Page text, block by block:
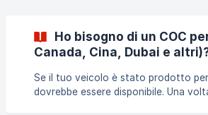
Ho bisogno di un COC
Canada, Cina, Dubai e
Se il tuo veicolo è stato prodotto
dovrebbe essere disponibile. Una volta effettuato l’ordine,